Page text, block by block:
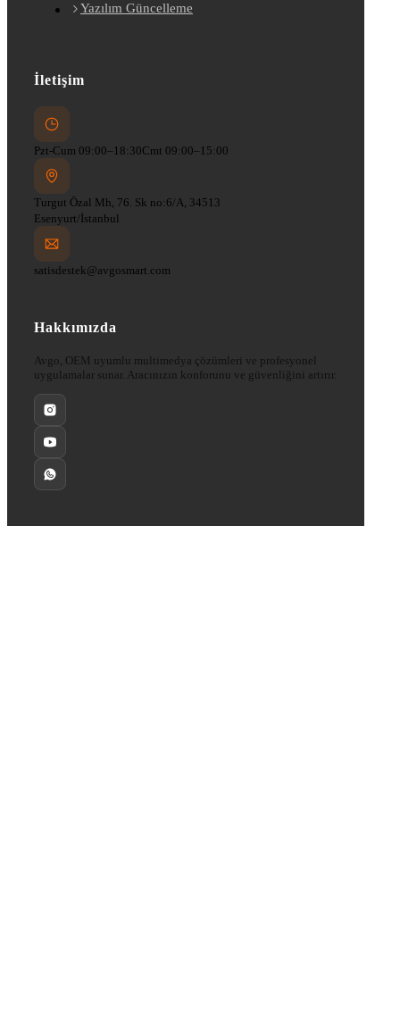
Yazılım Güncelleme
İletişim
Pzt-Cum 09:00–18:30Cmt 09:00–15:00
Turgut Özal Mh, 76. Sk no:6/A, 34513
Esenyurt/İstanbul
satisdestek@avgosmart.com
Hakkımızda
Avgo, OEM uyumlu multimedya çözümleri ve profesyonel
uygulamalar sunar. Aracınızın konforunu ve güvenliğini artırır.